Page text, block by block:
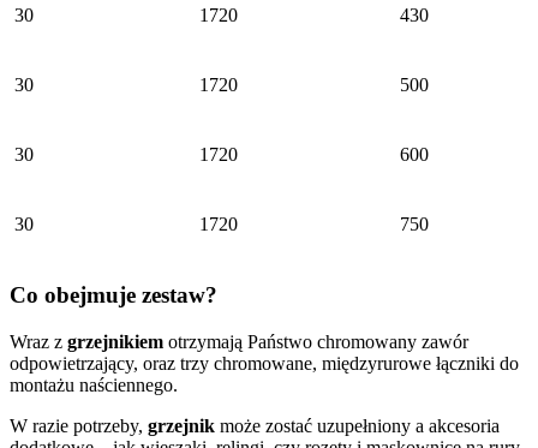
30 1720 430
30 1720 500
30 1720 600
30 1720 750
Co obejmuje zestaw?
Wraz z grzejnikiem otrzymają Państwo chromowany zawór
odpowietrzający, oraz trzy chromowane, międzyrurowe łączniki do
montażu naściennego.
W razie potrzeby, grzejnik może zostać uzupełniony a akcesoria